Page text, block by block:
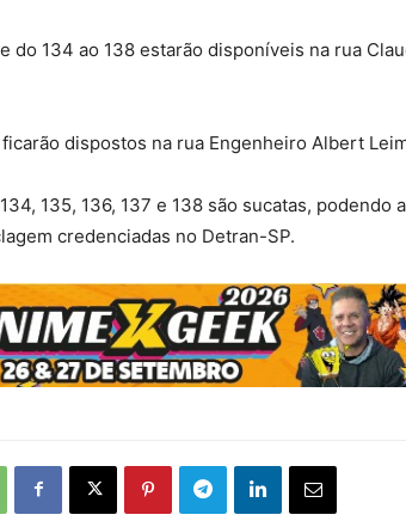
do 134 ao 138 estarão disponíveis na rua
dispostos na rua Engenheiro Albert
135, 136, 137 e 138 são sucatas, podendo
credenciadas no Detran-SP.